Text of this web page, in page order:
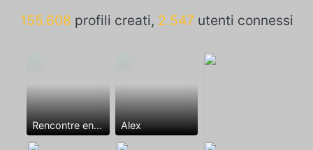
155.608 profili creati, 2.547 utenti connessi
Rencontre entre mecs Alex